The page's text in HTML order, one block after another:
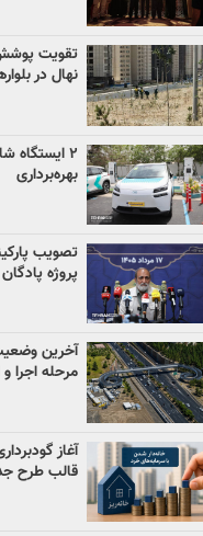
تقویت
نهال در
۲ ایستگاه
بهره‌برداری
تصویب
پروژه پادگان ۰۶ تا آخر تابستان تحویل مردم می‌شود
مرحله اجرا و
آغاز
قالب طرح